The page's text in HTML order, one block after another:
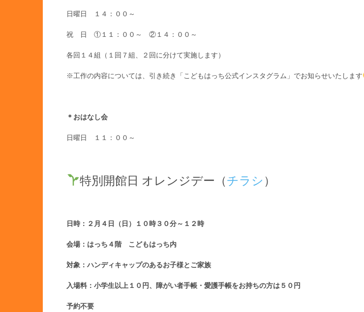
日曜日 １４：００～
祝 日 ①１１：００～ ②１４：００～
各回１４組（１回７組、２回に分けて実施します）
※工作の内容については、引き続き「こどもはっち公式インスタグラム」でお知らせいたします
＊おはなし会
日曜日 １１：００～
特別開館日 オレンジデー（チラシ ）
日時：２月４ 日（日）１０時３０分～１２時
会場：はっち４階 こどもはっち内
対象：ハンディキャップのあるお子様とご家族
入場料：小学生以上１０円、障がい者手帳・愛護手帳をお持ちの方は５０円
予約不要